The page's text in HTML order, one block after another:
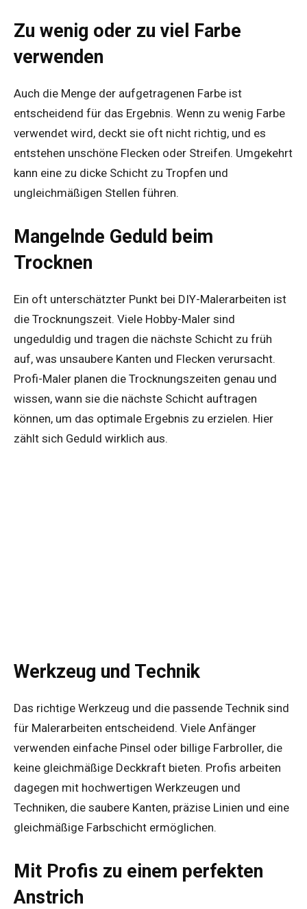
Zu wenig oder zu viel Farbe
verwenden
Auch die Menge der aufgetragenen Farbe ist
entscheidend für das Ergebnis. Wenn zu wenig Farbe
verwendet wird, deckt sie oft nicht richtig, und es
entstehen unschöne Flecken oder Streifen. Umgekehrt
kann eine zu dicke Schicht zu Tropfen und
ungleichmäßigen Stellen führen.
Mangelnde Geduld beim
Trocknen
Ein oft unterschätzter Punkt bei DIY-Malerarbeiten ist
die Trocknungszeit. Viele Hobby-Maler sind
ungeduldig und tragen die nächste Schicht zu früh
auf, was unsaubere Kanten und Flecken verursacht.
Profi-Maler planen die Trocknungszeiten genau und
wissen, wann sie die nächste Schicht auftragen
können, um das optimale Ergebnis zu erzielen. Hier
zählt sich Geduld wirklich aus.
Werkzeug und Technik
Das richtige Werkzeug und die passende Technik sind
für Malerarbeiten entscheidend. Viele Anfänger
verwenden einfache Pinsel oder billige Farbroller, die
keine gleichmäßige Deckkraft bieten. Profis arbeiten
dagegen mit hochwertigen Werkzeugen und
Techniken, die saubere Kanten, präzise Linien und eine
gleichmäßige Farbschicht ermöglichen.
Mit Profis zu einem perfekten
Anstrich